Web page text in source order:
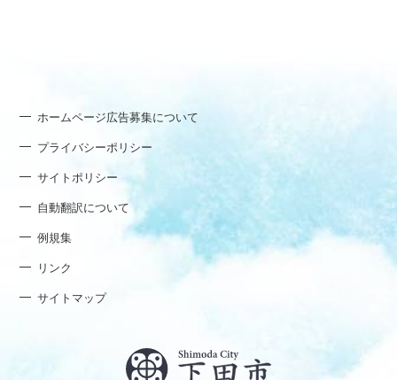
ホームページ広告募集について
プライバシーポリシー
サイトポリシー
自動翻訳について
例規集
リンク
サイトマップ